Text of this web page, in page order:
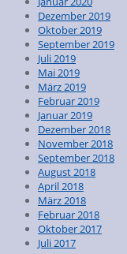
Dezember 2019
Oktober 2019
September 2019
Juli 2019
Mai 2019
März 2019
Februar 2019
Januar 2019
Dezember 2018
November 2018
September 2018
August 2018
April 2018
März 2018
Februar 2018
Oktober 2017
Juli 2017